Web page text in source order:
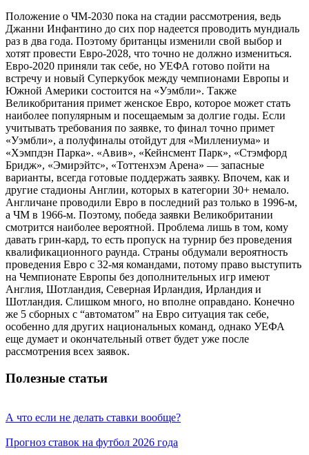
Положение о ЧМ-2030 пока на стадии рассмотрения, ведь
Джанни Инфантино до сих пор надеется проводить мундиаль
раз в два года. Поэтому британцы изменили свой выбор и
хотят провести Евро-2028, что точно не должно измениться.
Евро-2020 приняли так себе, но УЕФА готово пойти на
встречу и новый Суперкубок между чемпионами Европы и
Южной Америки состоится на «Уэмбли». Также
Великобритания примет женское Евро, которое может стать
наиболее популярным и посещаемым за долгие годы. Если
учитывать требования по заявке, то финал точно примет
«Уэмбли», а полуфиналы отойдут для «Миллениума» и
«Хэмпдэн Парка». «Авив», «Кейнсмент Парк», «Стэмфорд
Бридж», «Эмирэйтс», «Тоттенхэм Арена» — запасные
варианты, всегда готовые поддержать заявку. Впочем, как и
другие стадионы Англии, которых в категории 30+ немало.
Англичане проводили Евро в последний раз только в 1996-м,
а ЧМ в 1966-м. Поэтому, победа заявки Великобритании
смотрится наиболее вероятной. Проблема лишь в том, кому
давать грин-кард, то есть пропуск на турнир без проведения
квалификационного раунда. Страны обдумали вероятность
проведения Евро с 32-мя командами, потому право выступить
на Чемпионате Европы без дополнительных игр имеют
Англия, Шотландия, Северная Ирландия, Ирландия и
Шотландия. Слишком много, но вполне оправдано. Конечно
же 5 сборных с “автоматом” на Евро ситуация так себе,
особенно для других национальных команд, однако УЕФА
еще думает и окончательный ответ будет уже после
рассмотрения всех заявок.
Полезные статьи
А что если не делать ставки вообще?
Прогноз ставок на футбол 2026 года